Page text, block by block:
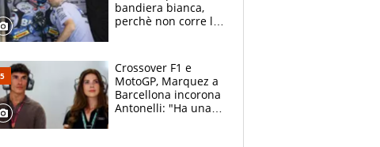
bandiera bianca,
perchè non corre la
Crossover F1 e
MotoGP, Marquez a
Barcellona incorona
Antonelli: "Ha una